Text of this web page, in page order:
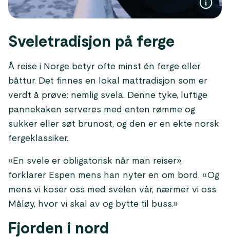
Sveletradisjon på ferge
Å reise i Norge betyr ofte minst én ferge eller
båttur. Det finnes en lokal mattradisjon som er
verdt å prøve: nemlig svela. Denne tyke, luftige
pannekaken serveres med enten rømme og
sukker eller søt brunost, og den er en ekte norsk
fergeklassiker.
«En svele er obligatorisk når man reiser»,
forklarer Espen mens han nyter en om bord. «Og
mens vi koser oss med svelen vår, nærmer vi oss
Måløy, hvor vi skal av og bytte til buss.»
Fjorden i nord